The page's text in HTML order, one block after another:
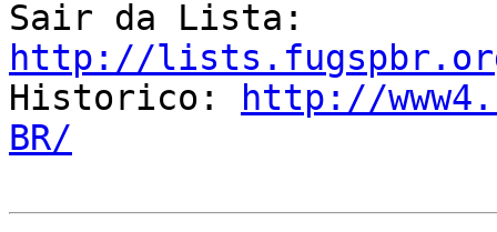
http://
Historico:
http://
BR/